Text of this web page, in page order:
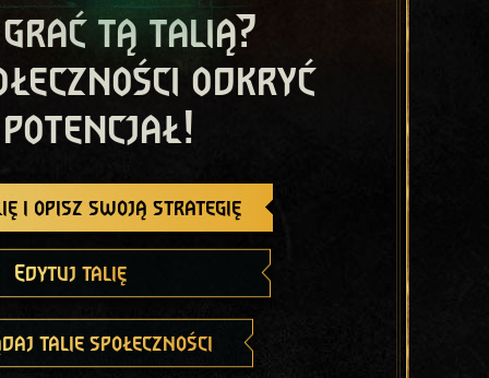
grać tą talią?
odkryć
i opisz swoją strategię
Edytuj talię
talie społeczności